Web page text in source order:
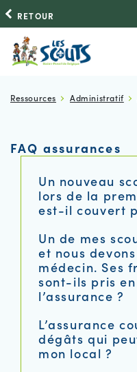
RETOUR
Ressources Administratif
FAQ assurances
Un nouveau
lors de la
est-il couvert
Un de mes
et nous
médecin. Ses
sont-ils pris
l’assurance ?
L’assurance
dégâts qui
mon local ?